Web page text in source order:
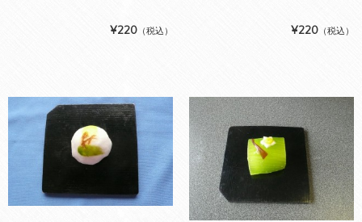
¥220 （税込） ¥220 （税込）